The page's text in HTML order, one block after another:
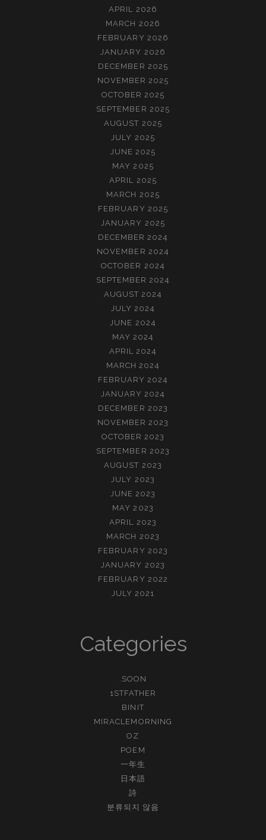
APRIL 2026
MARCH 2026
FEBRUARY 2026
JANUARY 2026
DECEMBER 2025
NOVEMBER 2025
OCTOBER 2025
SEPTEMBER 2025
AUGUST 2025
JULY 2025
JUNE 2025
MAY 2025
APRIL 2025
MARCH 2025
FEBRUARY 2025
JANUARY 2025
DECEMBER 2024
NOVEMBER 2024
OCTOBER 2024
SEPTEMBER 2024
AUGUST 2024
JULY 2024
JUNE 2024
MAY 2024
APRIL 2024
MARCH 2024
FEBRUARY 2024
JANUARY 2024
DECEMBER 2023
NOVEMBER 2023
OCTOBER 2023
SEPTEMBER 2023
AUGUST 2023
JULY 2023
JUNE 2023
MAY 2023
APRIL 2023
MARCH 2023
FEBRUARY 2023
JANUARY 2023
FEBRUARY 2022
JULY 2021
Categories
.SOON
1STFATHER
BINIT
MIRACLEMORNING
OZ
POEM
一年生
日本語
詩
분류되지 않음